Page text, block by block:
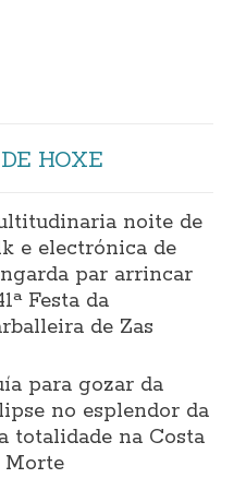
HOXE
noite de
e electrónica de
par arrincar
Festa da
de Zas
para gozar da
no esplendor da
totalidade na Costa
Morte